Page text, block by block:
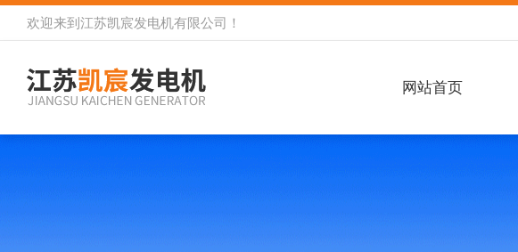
欢迎来到 江苏凯宸发电机有限公司 ！
网站首页